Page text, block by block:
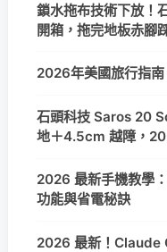
鎖水拖布技術下放！
開箱，拖完地板赤腳
2026年美國旅行指
石頭科技 Saros 20
地＋4.5cm 越障，
2026 最新手機教學
功能與省電秘訣
2026 最新！Claude